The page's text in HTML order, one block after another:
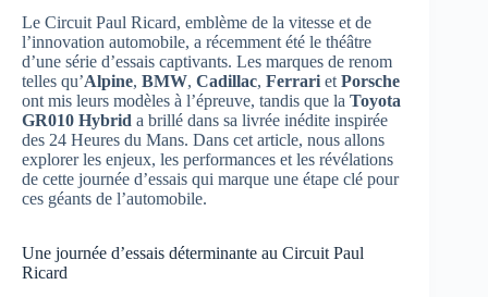
Le Circuit Paul Ricard, emblème de la vitesse et de
l’innovation automobile, a récemment été le théâtre
d’une série d’essais captivants. Les marques de renom
telles qu’Alpine, BMW, Cadillac, Ferrari et Porsche
ont mis leurs modèles à l’épreuve, tandis que la Toyota
GR010 Hybrid a brillé dans sa livrée inédite inspirée
des 24 Heures du Mans. Dans cet article, nous allons
explorer les enjeux, les performances et les révélations
de cette journée d’essais qui marque une étape clé pour
ces géants de l’automobile.
Une journée d’essais déterminante au Circuit Paul
Ricard